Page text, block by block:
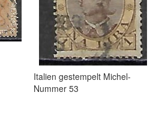
Italien gestempelt Michel-
Nummer 53